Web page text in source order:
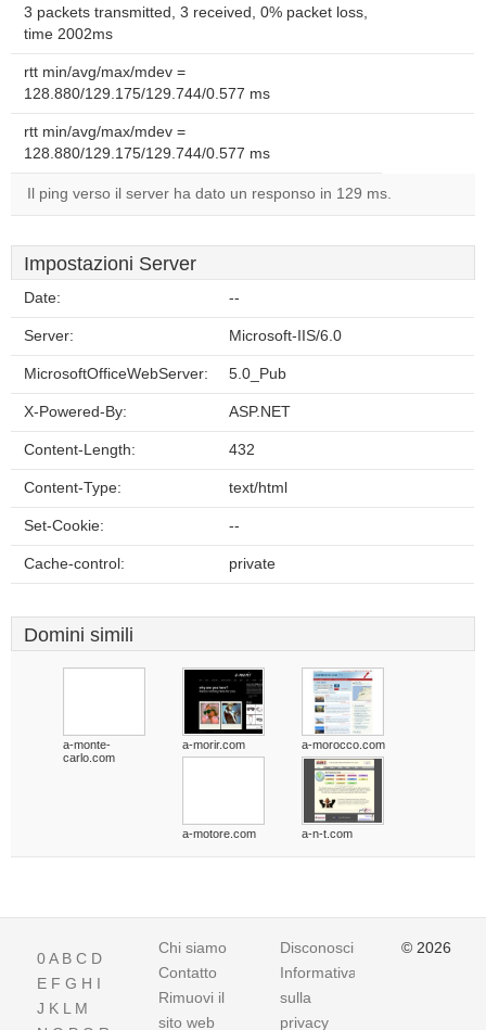
3 packets transmitted, 3 received, 0% packet loss,
time 2002ms
rtt min/avg/max/mdev =
128.880/129.175/129.744/0.577 ms
rtt min/avg/max/mdev =
128.880/129.175/129.744/0.577 ms
Il ping verso il server ha dato un responso in 129 ms.
Impostazioni Server
Date: --
Server: Microsoft-IIS/6.0
MicrosoftOfficeWebServer: 5.0_Pub
X-Powered-By: ASP.NET
Content-Length: 432
Content-Type: text/html
Set-Cookie: --
Cache-control: private
Domini simili
a-monte-
carlo.com
a-morir.com a-morocco.com
a-motore.com a-n-t.com
0A B C D
E F G H I
J K L M
Chi siamo
Contatto
Rimuovi il
sito web
Disconoscimento
Informativa
sulla
privacy
© 2026